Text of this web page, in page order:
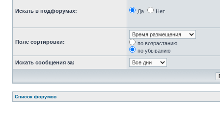
Искать в подфорумах: Да Нет
Поле сортировки:
по возрастанию
по убыванию
Искать сообщения за:
Список форумов